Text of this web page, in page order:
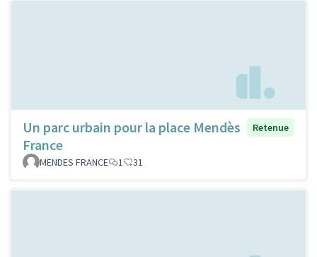
Un parc urbain pour la place Mendès
France
Retenue
MENDES FRANCE 1 31